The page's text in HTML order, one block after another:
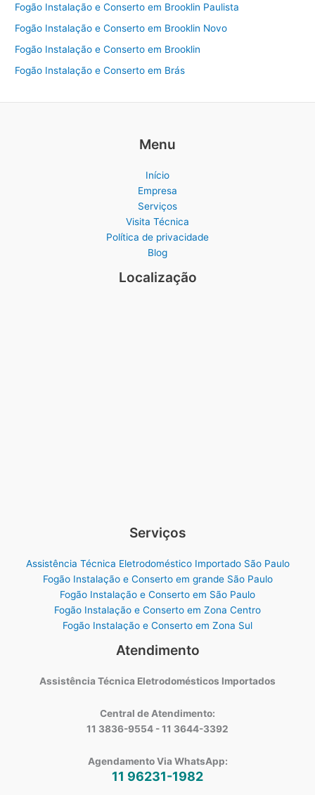
Fogão Instalação e Conserto em Brooklin Paulista
Fogão Instalação e Conserto em Brooklin Novo
Fogão Instalação e Conserto em Brooklin
Fogão Instalação e Conserto em Brás
Menu
Início
Empresa
Serviços
Visita Técnica
Política de privacidade
Blog
Localização
Serviços
Assistência Técnica Eletrodoméstico Importado São Paulo
Fogão Instalação e Conserto em grande São Paulo
Fogão Instalação e Conserto em São Paulo
Fogão Instalação e Conserto em Zona Centro
Fogão Instalação e Conserto em Zona Sul
Atendimento
Assistência Técnica Eletrodomésticos Importados
Central de Atendimento:
11 3836-9554 - 11 3644-3392
Agendamento Via WhatsApp:
11 96231-1982